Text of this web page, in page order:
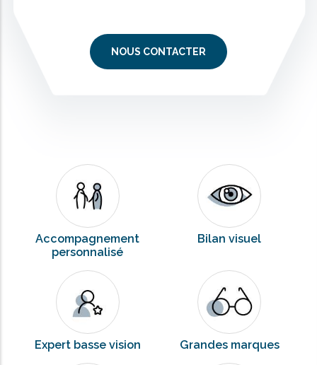
NOUS CONTACTER
Accompagnement
personnalisé
Bilan visuel
Expert basse vision Grandes marques